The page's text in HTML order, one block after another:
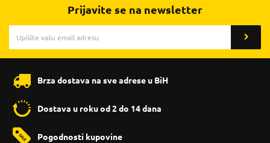
Prijavite se na newsletter
Brza dostava na sve adrese u BiH
Dostava u roku od 2 do 14 dana
Pogodnosti kupovine